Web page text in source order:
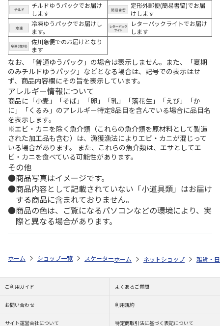
チルドゆうパックでお届け
します
定形外郵便(簡易書留)でお届
けします
冷凍ゆうパックでお届けし
ます。
レターパックライトでお届け
します
佐川急便でのお届けとなり
ます
なお、「普通ゆうパック」の場合は表示しません。また、「夏期
のみチルドゆうパック」などとなる場合は、記号での表示はせ
ず、商品内容欄にその旨を表示しています。
アレルギー情報について
商品に「小麦」「そば」「卵」「乳」「落花生」「えび」「か
に」「くるみ」のアレルギー特定8品目を含んでいる場合に品目名
を表示します。
※エビ・カニを除く魚介類（これらの魚介類を原材料として製造
された加工品も含む）は、漁獲漁法によりエビ・カニが混じって
いる場合があります。 また、これらの魚介類は、エサとしてエ
ビ・カニを食べている可能性があります。
その他
商品写真はイメージです。
商品内容として記載されていない「小道具類」はお届け
する商品に含まれておりません。
商品の色は、ご覧になるパソコンなどの環境により、実
際と異なる場合があります。
ホーム ショップ一覧 スケーター 真空ステンレスマグカップ 330ml
ホーム ネットショップ 雑貨・
ご利用ガイド よくあるご質問
お問い合わせ 利用規約
サイト運営会社について 特定商取引法に基づく表記について